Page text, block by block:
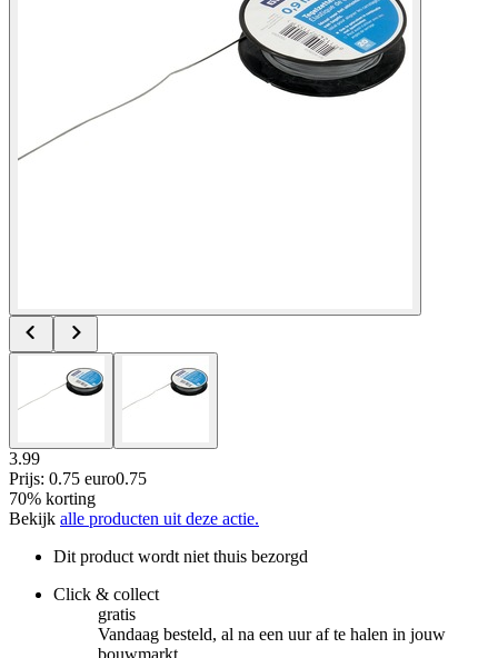
3.99
Prijs: 0.75 euro0.75
70% korting
Bekijk alle producten uit deze actie.
Dit product wordt niet thuis bezorgd
Click & collect
gratis
Vandaag besteld, al na een uur af te halen in jouw
bouwmarkt